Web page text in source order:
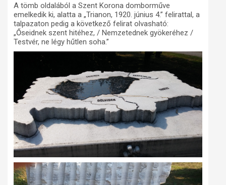
A tömb oldalából a Szent Korona domborműve
emelkedik ki, alatta a „Trianon, 1920. június 4.” felirattal, a
talpazaton pedig a következő felirat olvasható:
„Őseidnek szent hitéhez, / Nemzetednek gyökeréhez /
Testvér, ne légy hűtlen soha.”